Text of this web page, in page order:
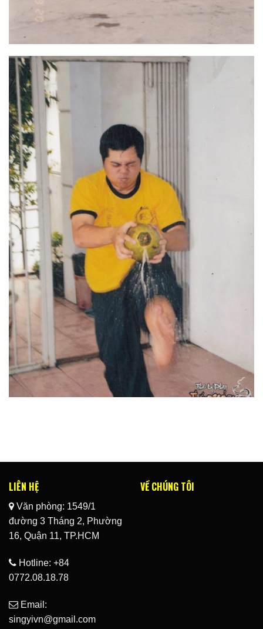
LIÊN HỆ
Văn phòng: 1549/1
đường 3 Tháng 2, Phường
16, Quận 11, TP.HCM
Hotline: +84
0772.08.18.78
Email:
singyivn@gmail.com
VỀ CHÚNG TÔI